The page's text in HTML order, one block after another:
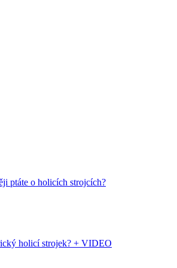
ptáte o holicích strojcích?
holicí strojek? + VIDEO